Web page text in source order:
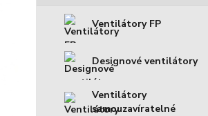
Ventilátory FP
Designové ventilátory
Ventilátory
samouzavíratelné